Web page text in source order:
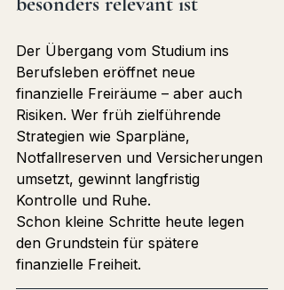
Der Übergang vom Studium ins
Berufsleben eröffnet neue
finanzielle Freiräume – aber auch
Risiken. Wer früh zielführende
Strategien wie Sparpläne,
Notfallreserven und Versicherungen
umsetzt, gewinnt langfristig
Kontrolle und Ruhe.
Schon kleine Schritte heute legen
den Grundstein für spätere
finanzielle Freiheit.